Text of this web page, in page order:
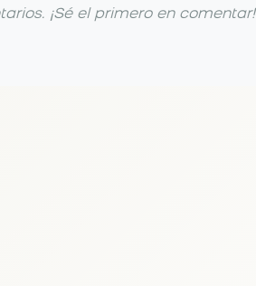
¡Sé el primero en comentar!